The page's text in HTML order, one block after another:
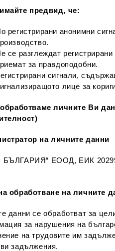
предвид, че:
регистрирани анонимни
се разглеждат
за правдоподобни.
сигнали,
лице за
личните Ви
на личните данни
ЕООД, ЕИК
обработване на личните
данни се обработват за
за нарушения на
на трудовите им
задължения.